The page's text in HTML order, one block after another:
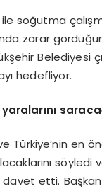
soğutma
zarar
Belediyesi
hedefliyor.
Türkiye’nin en
söyledi
etti. Başkan